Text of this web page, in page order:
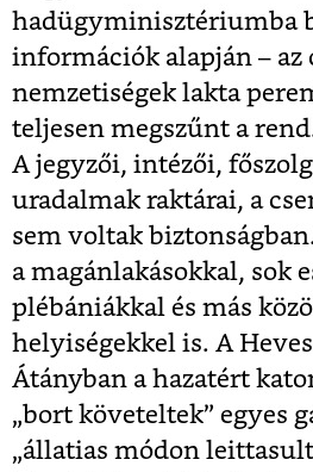
hadügyminisztériumba
információk alapján – az
nemzetiségek lakta
teljesen megszűnt a
A jegyzői, intézői,
uradalmak raktárai, a
sem voltak
a magánlakásokkal, sok
plébániákkal és más
helyiségekkel is. A
Átányban a hazatért
„bort követeltek” egyes
„állatias módon